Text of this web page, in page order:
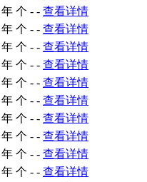
年 个 - - 查看详情
年 个 - - 查看详情
年 个 - - 查看详情
年 个 - - 查看详情
年 个 - - 查看详情
年 个 - - 查看详情
年 个 - - 查看详情
年 个 - - 查看详情
年 个 - - 查看详情
年 个 - - 查看详情